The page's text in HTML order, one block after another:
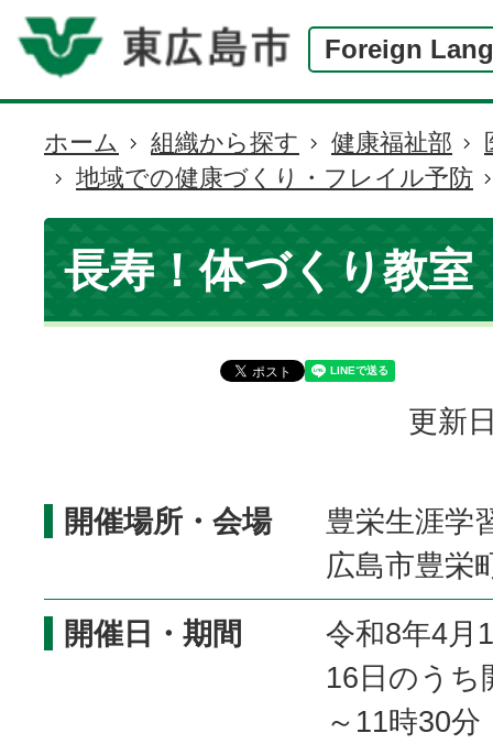
Foreign
現
在
の
置
ホーム 組織から探す 健康福祉部
地域での健康づくり・フレイル予防
長寿！体づくり教室
更新
開催場所・会場
豊栄生涯学
広島市豊栄
開催日・期間
令和8年4月
16日のうち
～11時30分